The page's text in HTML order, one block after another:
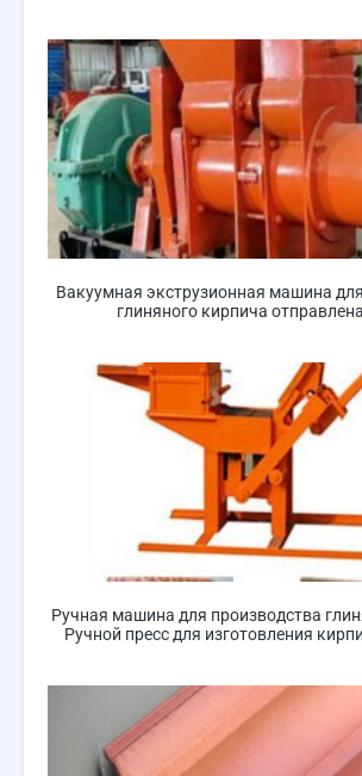
Вакуумная экструзионная машина
глиняного кирпича
Ручная машина для производства
Ручной пресс для изготовления